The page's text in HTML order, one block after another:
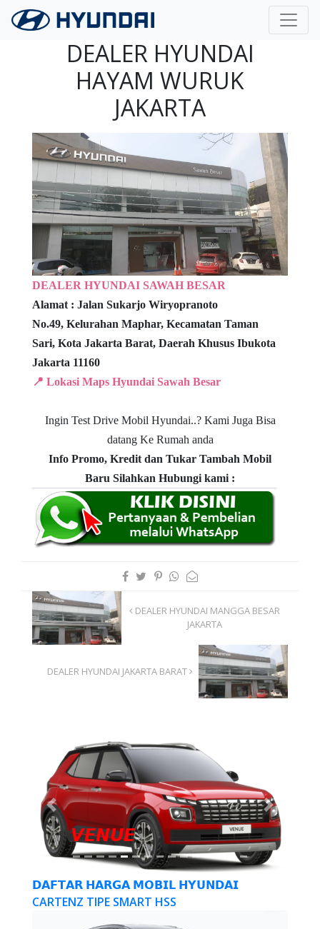
Langsung ke konten utama
DEALER HYUNDAI
HAYAM WURUK
JAKARTA
DEALER HYUNDAI SAWAH BESAR
Alamat : Jalan Sukarjo Wiryopranoto
No.49, Kelurahan Maphar, Kecamatan Taman
Sari, Kota Jakarta Barat, Daerah Khusus Ibukota
Jakarta 11160
📍 Lokasi Maps Hyundai Sawah Besar
Ingin Test Drive Mobil Hyundai..? Kami Juga Bisa
datang Ke Rumah anda
Info Promo, Kredit dan Tukar Tambah Mobil
Baru Silahkan Hubungi kami :
DEALER HYUNDAI MANGGA BESAR
JAKARTA
DEALER HYUNDAI JAKARTA BARAT
𝙑𝙀𝙉𝙐𝙀
Previous Next
𝗗𝗔𝗙𝗧𝗔𝗥 𝗛𝗔𝗥𝗚𝗔 𝗠𝗢𝗕𝗜𝗟 𝗛𝗬𝗨𝗡𝗗𝗔𝗜
CARTENZ TIPE SMART HSS